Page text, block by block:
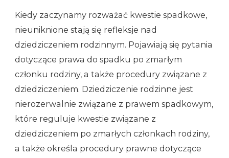
Kiedy zaczynamy rozważać kwestie spadkowe,
nieuniknione stają się refleksje nad
dziedziczeniem rodzinnym. Pojawiają się pytania
dotyczące prawa do spadku po zmarłym
członku rodziny, a także procedury związane z
dziedziczeniem. Dziedziczenie rodzinne jest
nierozerwalnie związane z prawem spadkowym,
które reguluje kwestie związane z
dziedziczeniem po zmarłych członkach rodziny,
a także określa procedury prawne dotyczące